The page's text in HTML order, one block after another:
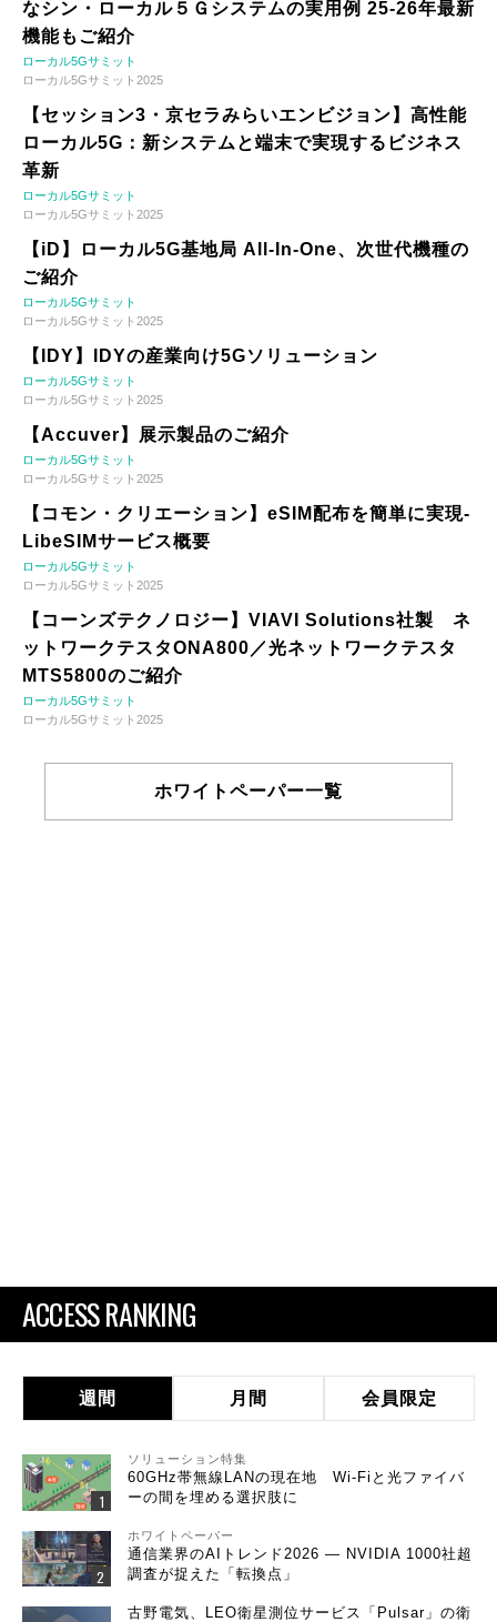
なシン・ローカル５Ｇシステムの実用例 25-26年最新
機能もご紹介
ローカル5Gサミット
ローカル5Gサミット2025
【セッション3・京セラみらいエンビジョン】高性能
ローカル5G：新システムと端末で実現するビジネス
革新
ローカル5Gサミット
ローカル5Gサミット2025
【iD】ローカル5G基地局 All-In-One、次世代機種の
ご紹介
ローカル5Gサミット
ローカル5Gサミット2025
【IDY】IDYの産業向け5Gソリューション
ローカル5Gサミット
ローカル5Gサミット2025
【Accuver】展示製品のご紹介
ローカル5Gサミット
ローカル5Gサミット2025
【コモン・クリエーション】eSIM配布を簡単に実現-
LibeSIMサービス概要
ローカル5Gサミット
ローカル5Gサミット2025
【コーンズテクノロジー】VIAVI Solutions社製 ネ
ットワークテスタONA800／光ネットワークテスタ
MTS5800のご紹介
ローカル5Gサミット
ローカル5Gサミット2025
ホワイトペーパー一覧
ACCESS RANKING
週間 月間 会員限定
ソリューション特集
60GHz帯無線LANの現在地 Wi-Fiと光ファイバ
ーの間を埋める選択肢に
ホワイトペーパー
通信業界のAIトレンド2026 ― NVIDIA 1000社超
調査が捉えた「転換点」
古野電気、LEO衛星測位サービス「Pulsar」の衛